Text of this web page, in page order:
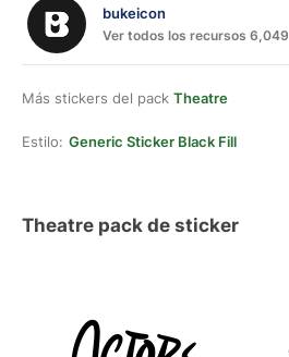
bukeicon
Ver todos los recursos 6,049
Más stickers del pack Theatre
Estilo: Generic Sticker Black Fill
Theatre pack de sticker